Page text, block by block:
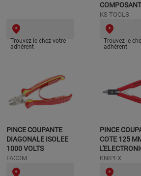
Trouvez le chez votre
adhérent
KS TOOLS
Trouvez le
adhérent
PINCE COUPANTE
DIAGONALE ISOLEE
1000 VOLTS
FACOM
PINCE
COTE 125
KNIPEX